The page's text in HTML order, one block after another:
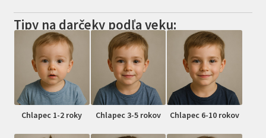
Tipy na darčeky podľa veku:
Chlapec 1-2 roky Chlapec 3-5 rokov Chlapec 6-10 rokov